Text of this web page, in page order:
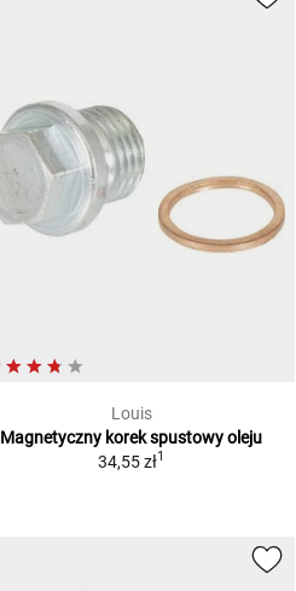
Louis
Magnetyczny korek spustowy oleju
34,55 zł1